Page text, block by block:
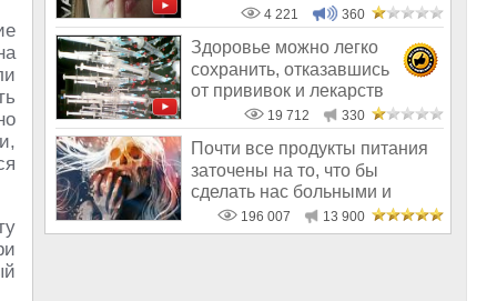
исследователи в С
4 221 360
Здоровье можно легко
сохранить, отказавшись
от прививок и лекарств
19 712 330
Почти все продукты питания
заточены на то, что бы
сделать нас больными и
бесплодным
196 007 13 900